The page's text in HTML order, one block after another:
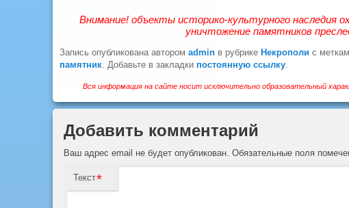
Внимание! объекты историко-культурного наследия
уничтожение памятников
Запись опубликована автором admin в рубрике Некрополи с
памятник. Добавьте в закладки постоянную ссылку.
Вся информация на сайте носит исключительно образовательный
Добавить комментарий
Ваш адрес email не будет опубликован. Обязательные поля
Текст*